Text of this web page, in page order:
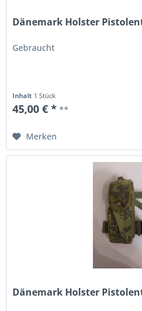
Dänemark Holster
Gebraucht
Inhalt 1 Stück
45,00 € * **
Merken
Dänemark Holster